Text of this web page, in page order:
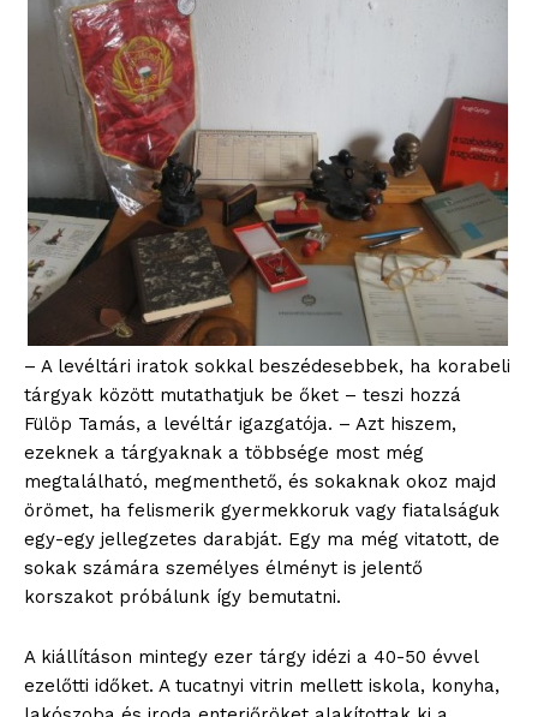
– A levéltári iratok sokkal beszédesebbek, ha korabeli
tárgyak között mutathatjuk be őket – teszi hozzá
Fülöp Tamás, a levéltár igazgatója. – Azt hiszem,
ezeknek a tárgyaknak a többsége most még
megtalálható, megmenthető, és sokaknak okoz majd
örömet, ha felismerik gyermekkoruk vagy fiatalságuk
egy-egy jellegzetes darabját. Egy ma még vitatott, de
sokak számára személyes élményt is jelentő
korszakot próbálunk így bemutatni.
A kiállításon mintegy ezer tárgy idézi a 40-50 évvel
ezelőtti időket. A tucatnyi vitrin mellett iskola, konyha,